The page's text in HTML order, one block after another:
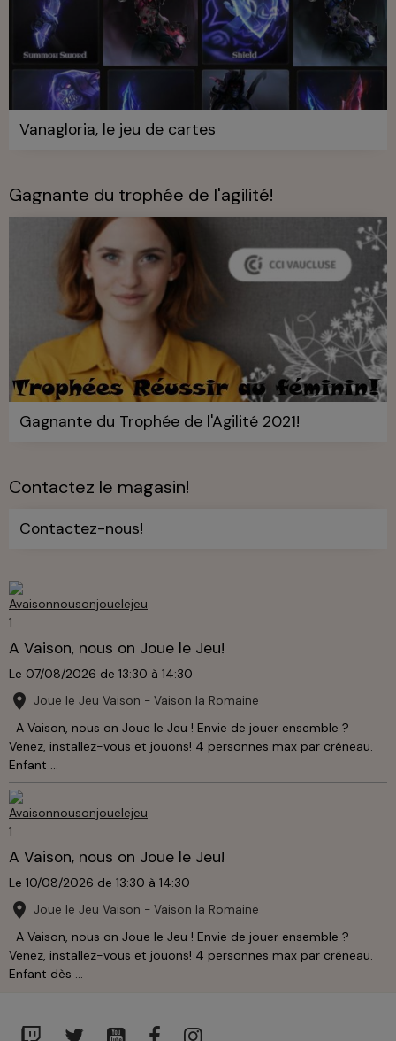
Vanagloria, le jeu de cartes
Gagnante du trophée de l'agilité!
Gagnante du Trophée de l'Agilité 2021!
Contactez le magasin!
Contactez-nous!
A Vaison, nous on Joue le Jeu!
Le 07/08/2026 de 13:30 à 14:30
Joue le Jeu Vaison - Vaison la Romaine
A Vaison, nous on Joue le Jeu ! Envie de jouer ensemble ?
Venez, installez-vous et jouons! 4 personnes max par créneau.
Enfant ...
A Vaison, nous on Joue le Jeu!
Le 10/08/2026 de 13:30 à 14:30
Joue le Jeu Vaison - Vaison la Romaine
A Vaison, nous on Joue le Jeu ! Envie de jouer ensemble ?
Venez, installez-vous et jouons! 4 personnes max par créneau.
Enfant dès ...